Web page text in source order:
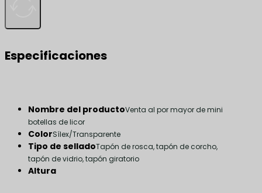
Especificaciones
Nombre del productoVenta al por mayor de mini
botellas de licor
ColorSílex/Transparente
Tipo de selladoTapón de rosca, tapón de corcho,
tapón de vidrio, tapón giratorio
Altura